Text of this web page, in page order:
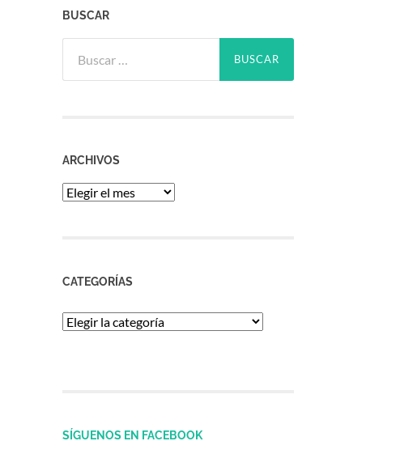
BUSCAR
ARCHIVOS
Archivos
CATEGORÍAS
Categorías
SÍGUENOS EN FACEBOOK